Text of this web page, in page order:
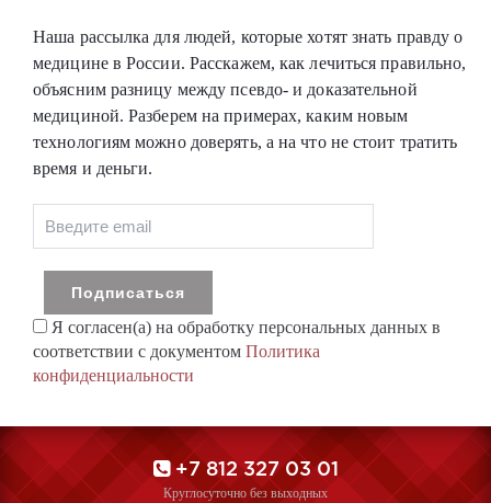
Наша рассылка для людей, которые хотят знать правду о
медицине в России. Расскажем, как лечиться правильно,
объясним разницу между псевдо- и доказательной
медициной. Разберем на примерах, каким новым
технологиям можно доверять, а на что не стоит тратить
время и деньги.
Я согласен(а) на обработку персональных данных в
соответствии с документом Политика
конфиденциальности
+7 812 327 03 01
Круглосуточно без выходных